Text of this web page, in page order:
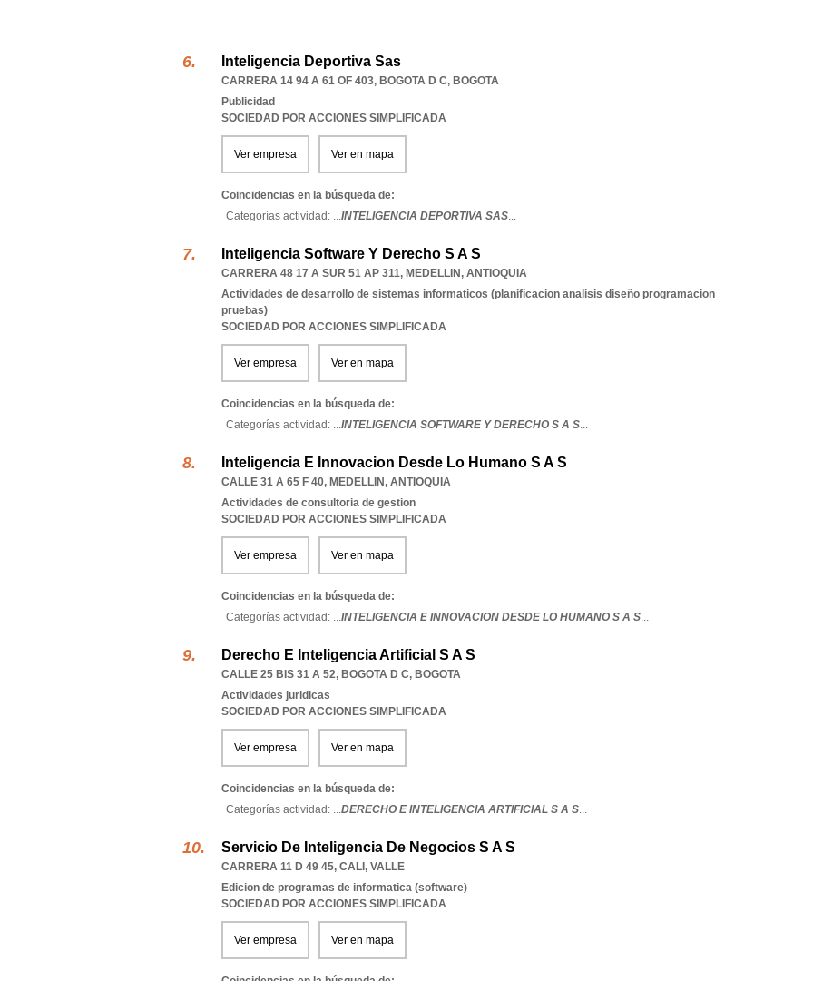
Inteligencia Deportiva Sas
CARRERA 14 94 A 61 OF 403, BOGOTA D C, BOGOTA
Publicidad
SOCIEDAD POR ACCIONES SIMPLIFICADA
Ver empresa Ver en mapa
Coincidencias en la búsqueda de:
Categorías actividad: ...INTELIGENCIA DEPORTIVA SAS...
Inteligencia Software Y Derecho S A S
CARRERA 48 17 A SUR 51 AP 311, MEDELLIN, ANTIOQUIA
Actividades de desarrollo de sistemas informaticos (planificacion analisis diseño programacion
pruebas)
SOCIEDAD POR ACCIONES SIMPLIFICADA
Ver empresa Ver en mapa
Coincidencias en la búsqueda de:
Categorías actividad: ...INTELIGENCIA SOFTWARE Y DERECHO S A S...
Inteligencia E Innovacion Desde Lo Humano S A S
CALLE 31 A 65 F 40, MEDELLIN, ANTIOQUIA
Actividades de consultoria de gestion
SOCIEDAD POR ACCIONES SIMPLIFICADA
Ver empresa Ver en mapa
Coincidencias en la búsqueda de:
Categorías actividad: ...INTELIGENCIA E INNOVACION DESDE LO HUMANO S A S...
Derecho E Inteligencia Artificial S A S
CALLE 25 BIS 31 A 52, BOGOTA D C, BOGOTA
Actividades juridicas
SOCIEDAD POR ACCIONES SIMPLIFICADA
Ver empresa Ver en mapa
Coincidencias en la búsqueda de:
Categorías actividad: ...DERECHO E INTELIGENCIA ARTIFICIAL S A S...
Servicio De Inteligencia De Negocios S A S
CARRERA 11 D 49 45, CALI , VALLE
Edicion de programas de informatica (software)
SOCIEDAD POR ACCIONES SIMPLIFICADA
Ver empresa Ver en mapa